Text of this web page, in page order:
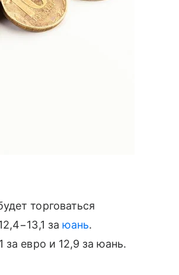
торговаться
за юань.
евро и 12,9 за юань.